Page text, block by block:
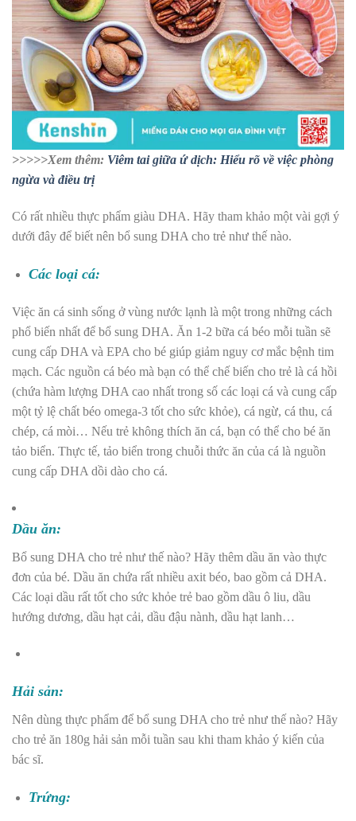
>>>>>Xem thêm: Viêm tai giữa ứ dịch: Hiểu rõ về việc phòng
ngừa và điều trị
Có rất nhiều thực phẩm giàu DHA. Hãy tham khảo một vài gợi ý
dưới đây để biết nên bổ sung DHA cho trẻ như thế nào.
Các loại cá:
Việc ăn cá sinh sống ở vùng nước lạnh là một trong những cách
phổ biến nhất để bổ sung DHA. Ăn 1-2 bữa cá béo mỗi tuần sẽ
cung cấp DHA và EPA cho bé giúp giảm nguy cơ mắc bệnh tim
mạch. Các nguồn cá béo mà bạn có thể chế biến cho trẻ là cá hồi
(chứa hàm lượng DHA cao nhất trong số các loại cá và cung cấp
một tỷ lệ chất béo omega-3 tốt cho sức khỏe), cá ngừ, cá thu, cá
chép, cá mòi… Nếu trẻ không thích ăn cá, bạn có thể cho bé ăn
tảo biển. Thực tế, tảo biển trong chuỗi thức ăn của cá là nguồn
cung cấp DHA dồi dào cho cá.
Dầu ăn:
Bổ sung DHA cho trẻ như thế nào? Hãy thêm dầu ăn vào thực
đơn của bé. Dầu ăn chứa rất nhiều axit béo, bao gồm cả DHA.
Các loại dầu rất tốt cho sức khỏe trẻ bao gồm dầu ô liu, dầu
hướng dương, dầu hạt cải, dầu đậu nành, dầu hạt lanh…
Hải sản:
Nên dùng thực phẩm để bổ sung DHA cho trẻ như thế nào? Hãy
cho trẻ ăn 180g hải sản mỗi tuần sau khi tham khảo ý kiến của
bác sĩ.
Trứng: